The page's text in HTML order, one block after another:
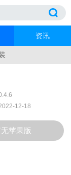
资讯
12-18
苹果版